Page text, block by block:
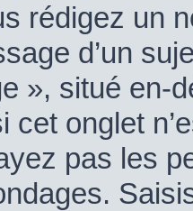
rédigez un
d’un
», situé en-
cet onglet
pas les